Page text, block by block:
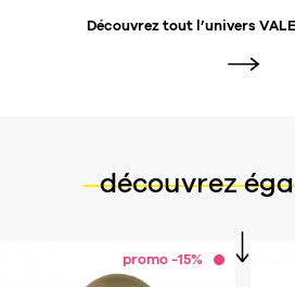
Découvrez tout l’univers
découvrez
promo -15%